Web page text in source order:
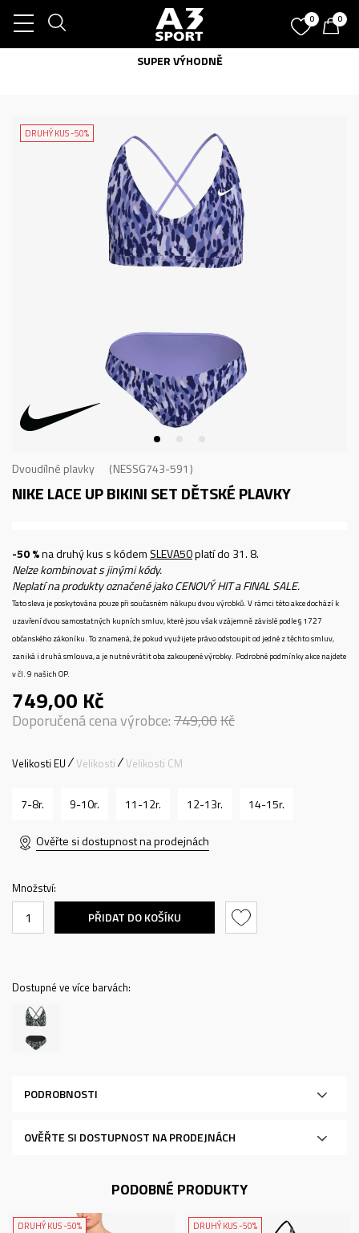
0 0
SUPER VÝHODNĚ
DRUHÝ KUS -50%
Dvoudílné plavky NESSG743-591
NIKE LACE UP BIKINI SETDĚTSKÉ PLAVKY
-50 %na druhý kus s kódem SLEVA50platí do 31. 8.
Nelze kombinovat s jinými kódy.
Neplatí na produkty označené jako CENOVÝ HIT a FINAL SALE.
Tato sleva je poskytována pouze při současném nákupu dvou výrobků. V rámci této akce dochází k
uzavření dvou samostatných kupních smluv, které jsou však vzájemně závislé podle § 1727
občanského zákoníku. To znamená, že pokud využijete právo odstoupit od jedné z těchto smluv,
zaniká i druhá smlouva, a je nutné vrátit oba zakoupené výrobky. Podrobné podmínky akce najdete
v čl. 9 našich OP.
749,00 Kč
Doporučená cena výrobce:749,00Kč
Velikosti EU Velikosti Velikosti CM
7-8r. 9-10r. 11-12r. 12-13r. 14-15r.
Ověřte si dostupnost na prodejnách
Množství:
PŘIDAT DO KOŠÍKU
Dostupné ve více barvách:
PODROBNOSTI
OVĚŘTE SI DOSTUPNOST NA PRODEJNÁCH
PODOBNÉ PRODUKTY
DRUHÝ KUS -50% DRUHÝ KUS -50%